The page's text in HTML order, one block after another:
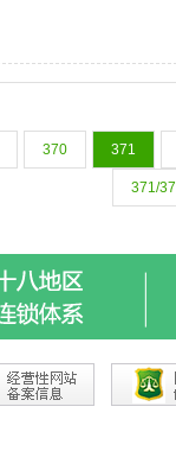
370 371
371/